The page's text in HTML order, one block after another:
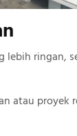
lebih ringan,
atau proyek